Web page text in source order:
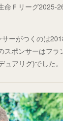
命Ｆリーグ2025-
ーがつくのは
スポンサーはフ
ュアリグ)でした。